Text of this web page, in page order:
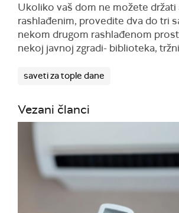
Ukoliko vaš dom ne možete držati
rashlađenim, provedite dva do tri
nekom drugom rashlađenom
nekoj javnoj zgradi- biblioteka,
saveti za tople dane
Vezani članci